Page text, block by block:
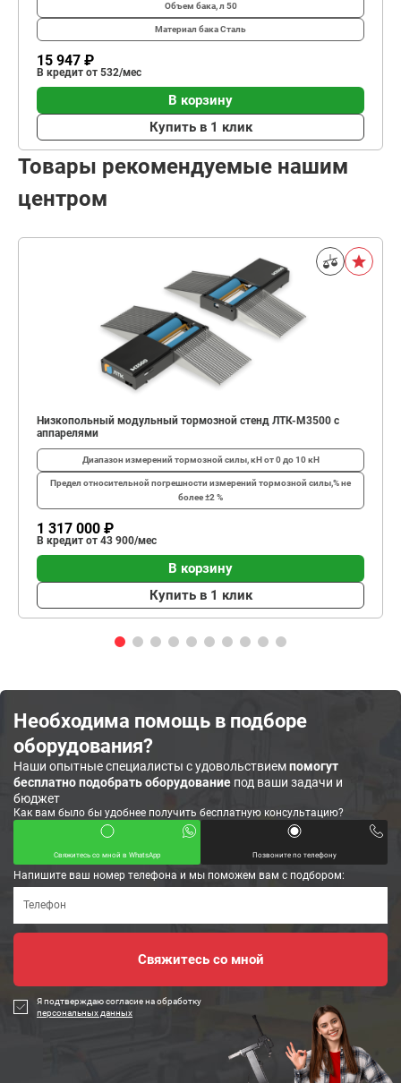
Объем бака, л 50
Материал бакаСталь
15 947 ₽
В кредит от 532/мес
В корзину
Купить в 1 клик
Товары рекомендуемые нашим
центром
Низкопольный модульный тормозной стенд ЛТК-М3500 с
аппарелями
Диапазон измерений тормозной силы, кНот 0 до 10 кН
Предел относительной погрешности измерений тормозной силы,%не
более ±2 %
1 317 000 ₽
В кредит от 43 900/мес
В корзину
Купить в 1 клик
Необходима помощь в подборе
оборудования?
Наши опытные специалисты с удовольствиемпомогут
бесплатно подобрать оборудование под ваши задачи и
бюджет
Как вам было бы удобнее получить бесплатную консультацию?
Свяжитесь со мной в WhatsApp Позвоните по телефону
Напишите ваш номер телефона и мы поможем вам с подбором:
Я подтверждаю согласие на обработку
персональных данных